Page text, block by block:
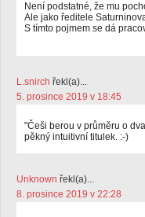
Není podstatné, že mu
Ale jako ředitele
S tímto pojmem se dá
L.snirch řekl(a)...
5. prosince 2019 v 18:45
"Češi berou v průměru o
pěkný intuitivní titulek. :-)
Unknown řekl(a)...
8. prosince 2019 v 22:28